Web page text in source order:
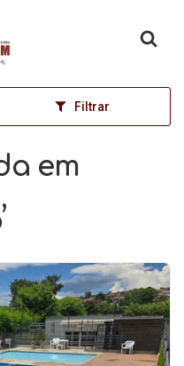
inicial
Filtrar
em